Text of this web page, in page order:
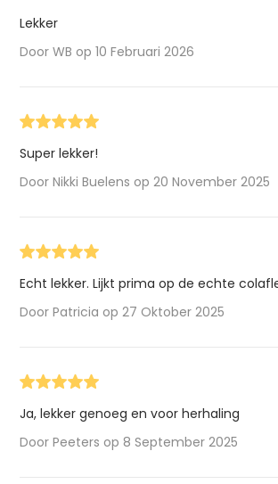
Lekker
Door WB op 10 Februari 2026
Super lekker!
Door Nikki Buelens op 20 November 2025
Echt lekker. Lijkt prima op de echte
Door Patricia op 27 Oktober 2025
Ja, lekker genoeg en voor herhaling
Door Peeters op 8 September 2025